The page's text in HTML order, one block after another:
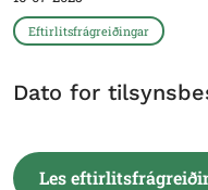
Eftirlitsfrágreiðingar
Dato for
Les